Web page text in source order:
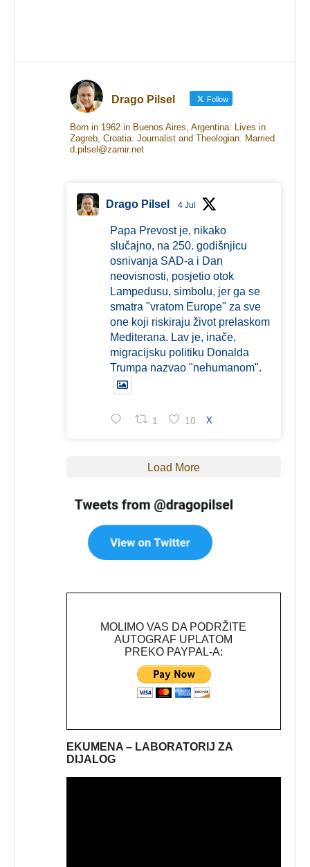
Drago Pilsel Follow
Born in 1962 in Buenos Aires, Argentina. Lives in
Zagreb, Croatia. Journalist and Theologian. Married.
d.pilsel@zamir.net
Drago Pilsel 4 Jul
Papa Prevost je, nikako
slučajno, na 250. godišnjicu
osnivanja SAD-a i Dan
neovisnosti, posjetio otok
Lampedusu, simbolu, jer ga se
smatra "vratom Europe" za sve
one koji riskiraju život prelaskom
Mediterana. Lav je, inače,
migracijsku politiku Donalda
Trumpa nazvao "nehumanom".
1 10 X
Load More
MOLIMO VAS DA PODRŽITE
AUTOGRAF UPLATOM
PREKO PAYPAL-A:
EKUMENA – LABORATORIJ ZA
DIJALOG